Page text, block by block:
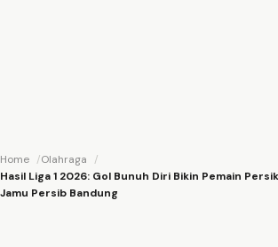
Home
Olahraga
Hasil Liga 1 2026: Gol Bunuh Diri Bikin Pemain
Jamu Persib Bandung